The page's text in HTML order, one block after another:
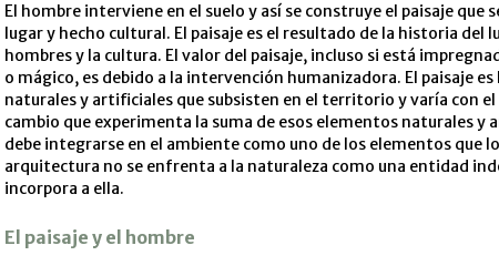
El hombre interviene en el suelo y así se construye el paisaje que
lugar y hecho cultural. El paisaje es el resultado de la historia del
hombres y la cultura. El valor del paisaje, incluso si está
o mágico, es debido a la intervención humanizadora. El paisaje
naturales y artificiales que subsisten en el territorio y varía con
cambio que experimenta la suma de esos elementos naturales y
debe integrarse en el ambiente como uno de los elementos que
arquitectura no se enfrenta a la naturaleza como una entidad
incorpora a ella.
El paisaje y el hombre